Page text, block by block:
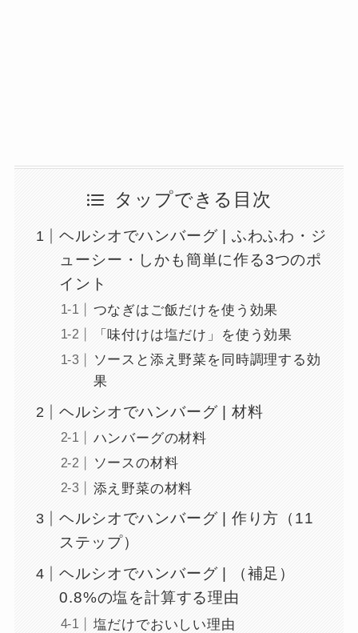
タップできる目次
ヘルシオでハンバーグ | ふわふわ・ジ
ューシー・しかも簡単に作る3つのポ
イント
つなぎはご飯だけを使う効果
「味付けは塩だけ」を使う効果
ソースと添え野菜を同時調理する効
果
ヘルシオでハンバーグ | 材料
ハンバーグの材料
ソースの材料
添え野菜の材料
ヘルシオでハンバーグ | 作り方（11
ステップ）
ヘルシオでハンバーグ | （補足）
0.8%の塩を計算する理由
塩だけでおいしい理由